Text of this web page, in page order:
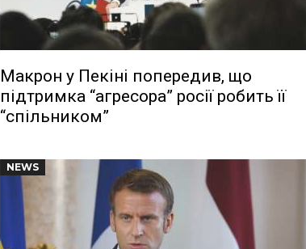
Макрон у Пекіні попередив, що
підтримка “агресора” росії робить її
“спільником”
NEWS